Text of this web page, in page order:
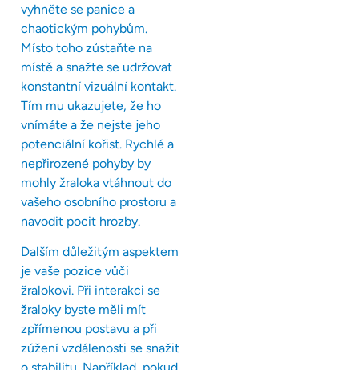
vyhněte se panice a
chaotickým pohybům.
Místo toho zůstaňte na
místě a snažte se udržovat
konstantní vizuální kontakt.
Tím mu ukazujete, že ho
vnímáte a že nejste jeho
potenciální kořist. Rychlé a
nepřirozené pohyby by
mohly žraloka vtáhnout do
vašeho osobního prostoru a
navodit pocit hrozby.
Dalším důležitým aspektem
je vaše pozice vůči
žralokovi. Při interakci se
žraloky byste měli mít
zpřímenou postavu a při
zúžení vzdálenosti se snažit